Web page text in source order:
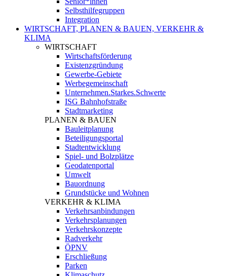
Selbsthilfegruppen
Integration
WIRTSCHAFT, PLANEN & BAUEN, VERKEHR &
KLIMA
WIRTSCHAFT
Wirtschaftsförderung
Existenzgründung
Gewerbe-Gebiete
Werbegemeinschaft
Unternehmen.Starkes.Schwerte
ISG Bahnhofstraße
Stadtmarketing
PLANEN & BAUEN
Bauleitplanung
Beteiligungsportal
Stadtentwicklung
Spiel- und Bolzplätze
Geodatenportal
Umwelt
Bauordnung
Grundstücke und Wohnen
VERKEHR & KLIMA
Verkehrsanbindungen
Verkehrsplanungen
Verkehrskonzepte
Radverkehr
ÖPNV
Erschließung
Parken